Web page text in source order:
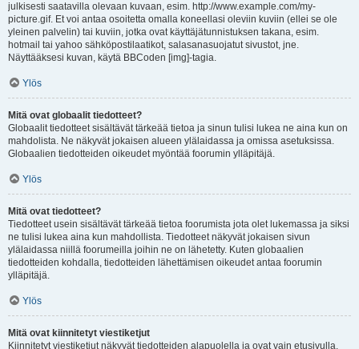
julkisesti saatavilla olevaan kuvaan, esim. http://www.example.com/my-
picture.gif. Et voi antaa osoitetta omalla koneellasi oleviin kuviin (ellei se ole
yleinen palvelin) tai kuviin, jotka ovat käyttäjätunnistuksen takana, esim.
hotmail tai yahoo sähköpostilaatikot, salasanasuojatut sivustot, jne.
Näyttääksesi kuvan, käytä BBCoden [img]-tagia.
Ylös
Mitä ovat globaalit tiedotteet?
Globaalit tiedotteet sisältävät tärkeää tietoa ja sinun tulisi lukea ne aina kun on
mahdolista. Ne näkyvät jokaisen alueen ylälaidassa ja omissa asetuksissa.
Globaalien tiedotteiden oikeudet myöntää foorumin ylläpitäjä.
Ylös
Mitä ovat tiedotteet?
Tiedotteet usein sisältävät tärkeää tietoa foorumista jota olet lukemassa ja siksi
ne tulisi lukea aina kun mahdollista. Tiedotteet näkyvät jokaisen sivun
ylälaidassa niillä foorumeilla joihin ne on lähetetty. Kuten globaalien
tiedotteiden kohdalla, tiedotteiden lähettämisen oikeudet antaa foorumin
ylläpitäjä.
Ylös
Mitä ovat kiinnitetyt viestiketjut
Kiinnitetyt viestiketjut näkyvät tiedotteiden alapuolella ja ovat vain etusivulla.